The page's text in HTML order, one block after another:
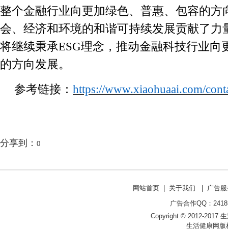
整个金融行业向更加绿色、普惠、包容的方
会、经济和环境的和谐可持续发展贡献了力
将继续秉承ESG理念，推动金融科技行业向
的方向发展。
参考链接： https://www.xiaohuaai.com/
分享到： 0
网站首页 关于我们
广告
广告合作QQ：
Copyright © 2012-2017
生活健康网